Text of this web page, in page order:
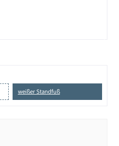
weißer Standfuß